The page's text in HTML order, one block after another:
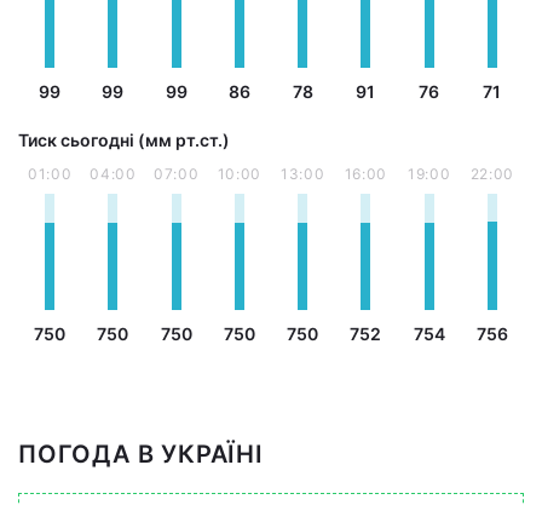
99 99 99 86 78 91 76 71
Тиск сьогодні (мм рт.ст.)
01:00
750
04:00
750
07:00
750
10:00
750
13:00
750
16:00
752
19:00
754
22:00
756
ПОГОДА В УКРАЇНІ